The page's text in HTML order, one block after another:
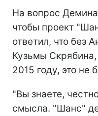
На вопрос
чтобы проект
ответил, что без
Кузьмы
2015 году, это не
"Вы знаете,
смысла. "Шанс"